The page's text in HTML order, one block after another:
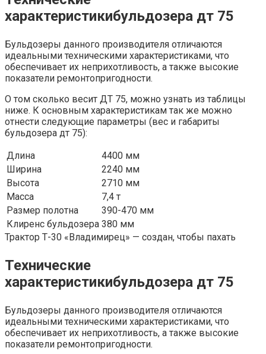
характеристикибульдозера дт 75
Бульдозеры данного производителя отличаются
идеальными техническими характеристиками, что
обеспечивает их неприхотливость, а также высокие
показатели ремонтопригодности.
О том сколько весит ДТ 75, можно узнать из таблицы
ниже. К основным характеристикам так же можно
отнести следующие параметры (вес и габариты
бульдозера дт 75):
Длина
4400 мм
Ширина
2240 мм
Высота
2710 мм
Масса
7,4 т
Размер полотна
390-470 мм
Клиренс бульдозера 380 мм
Трактор Т-30 «Владимирец» — создан, чтобы пахать
Технические
характеристикибульдозера дт 75
Бульдозеры данного производителя отличаются
идеальными техническими характеристиками, что
обеспечивает их неприхотливость, а также высокие
показатели ремонтопригодности.